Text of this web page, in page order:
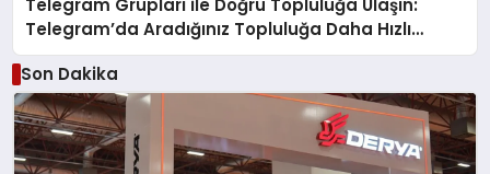
Telegram Grupları ile Doğru Topluluğa Ulaşın:
Telegram’da Aradığınız Topluluğa Daha Hızlı
Ulaşın
Son Dakika